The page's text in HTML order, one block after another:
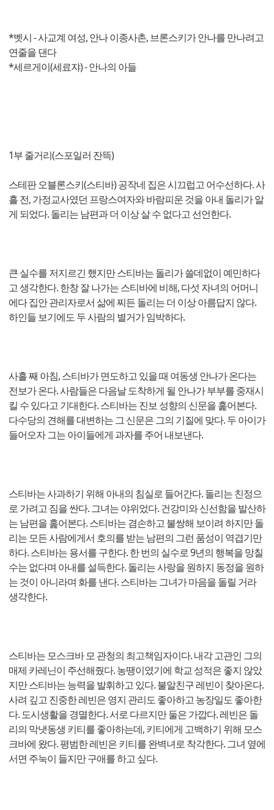
*벳시 - 사교계 여성, 안나 이종사촌, 브론스키가 안나를 만나려고
연줄을 댄다
*세르게이(세료쟈) - 안나의 아들
1부 줄거리(스포일러 잔뜩)
스테판 오블론스키(스티바) 공작네 집은 시끄럽고 어수선하다. 사
흘 전, 가정교사였던 프랑스여자와 바람피운 것을 아내 돌리가 알
게 되었다. 돌리는 남편과 더 이상 살 수 없다고 선언한다.
큰 실수를 저지르긴 했지만 스티바는 돌리가 쓸데없이 예민하다
고 생각한다. 한창 잘 나가는 스티바에 비해, 다섯 자녀의 어머니
에다 집안 관리자로서 삶에 찌든 돌리는 더 이상 아름답지 않다.
하인들 보기에도 두 사람의 별거가 임박하다.
사흘 째 아침, 스티바가 면도하고 있을 때 여동생 안나가 온다는
전보가 온다. 사람들은 다음날 도착하게 될 안나가 부부를 중재시
킬 수 있다고 기대한다. 스티바는 진보 성향의 신문을 훑어본다.
다수당의 견해를 대변하는 그 신문은 그의 기질에 맞다. 두 아이가
들어오자 그는 아이들에게 과자를 주어 내보낸다.
스티바는 사과하기 위해 아내의 침실로 들어간다. 돌리는 친정으
로 가려고 짐을 싼다. 그녀는 야위었다. 건강미와 신선함을 발산하
는 남편을 훑어본다. 스티바는 겸손하고 불쌍해 보이려 하지만 돌
리는 모든 사람에게서 호의를 받는 남편의 그런 품성이 역겹기만
하다. 스티바는 용서를 구한다. 한 번의 실수로 9년의 행복을 망칠
수는 없다며 아내를 설득한다. 돌리는 사랑을 원하지 동정을 원하
는 것이 아니라며 화를 낸다. 스티바는 그녀가 마음을 돌릴 거라
생각한다.
스티바는 모스크바 모 관청의 최고책임자이다. 내각 고관인 그의
매제 카레닌이 주선해줬다. 농땡이였기에 학교 성적은 좋지 않았
지만 스티바는 능력을 발휘하고 있다. 불알친구 레빈이 찾아온다.
사려 깊고 진중한 레빈은 영지 관리도 좋아하고 농장일도 좋아한
다. 도시생활을 경멸한다. 서로 다르지만 둘은 가깝다. 레빈은 돌
리의 막냇동생 키티를 좋아하는데, 키티에게 고백하기 위해 모스
크바에 왔다. 평범한 레빈은 키티를 완벽녀로 착각한다. 그녀 옆에
서면 주눅이 들지만 구애를 하고 싶다.